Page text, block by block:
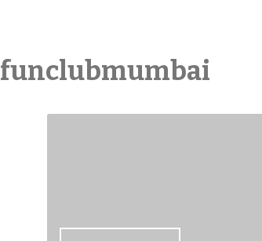
Хід проекту
Заходи
funclubmumbai